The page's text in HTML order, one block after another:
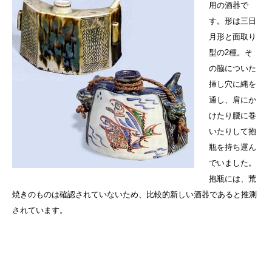
用の酒器で
す。形は三日
月形と面取り
型の2種。そ
の脇についた
挿し穴に縄を
通し、肩にか
けたり腰に巻
いたりして抱
瓶を持ち運ん
でいました。
抱瓶には、荒
焼きのものは確認されていないため、比較的新しい酒器であると推測
されています。